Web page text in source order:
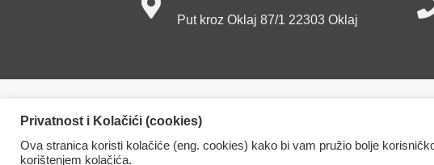
Put kroz Oklaj 87/1 22303 Oklaj
Dom za starije osobe Oklaj. Sva prava pridržana.
Privatnost i Kolačići (cookies)
Ova stranica koristi kolačiće (eng. cookies) kako bi vam pružio bolje
korištenjem kolačića.